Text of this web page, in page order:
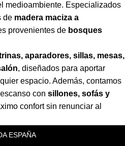
medioambiente. Especializados
de madera maciza a
provenientes de bosques
aparadores, sillas, mesas,
, diseñados para aportar
espacio. Además, contamos
con sillones, sofás y
confort sin renunciar al
ESPAÑA